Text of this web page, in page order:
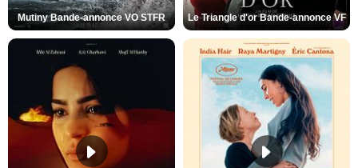
Mutiny Bande-annonce VO STFR Le Triangle d'or Bande-annonce VF